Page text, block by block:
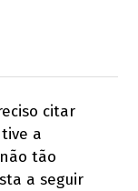
citar
a
tão
a seguir